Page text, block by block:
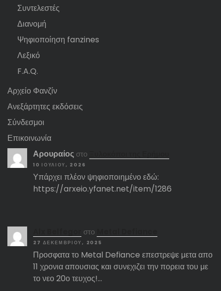
Συντελεστές
Διανομή
Ψηφιοποίηση fanzines
Λεξικό
F.A.Q.
Αρχείο Φανζίν
Ανεξάρτητες εκδόσεις
Σύνδεσμοι
Επικοινωνία
Αρουραίος στο
10 ΙΟΥΛΊΟΥ, 2026
Υπάρχει πλέον ψηφιοποιημένο εδώ:
https://arxeio.yfanet.net/item/1286
στο
27 ΔΕΚΕΜΒΡΊΟΥ, 2025
Προσφατα το Metal Defiance επεστρεψε μετα απο
11 χρονια απουσιας και συνεχιζει την πορεια του με
το νεο 20ο τευχος!…